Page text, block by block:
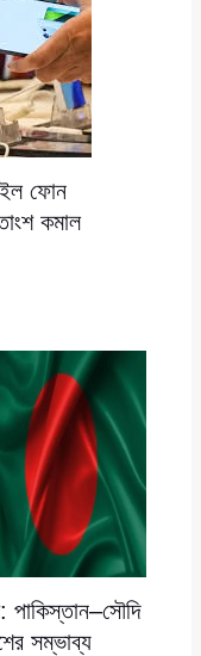
ফোন
কমাল
সম্ভাব্য